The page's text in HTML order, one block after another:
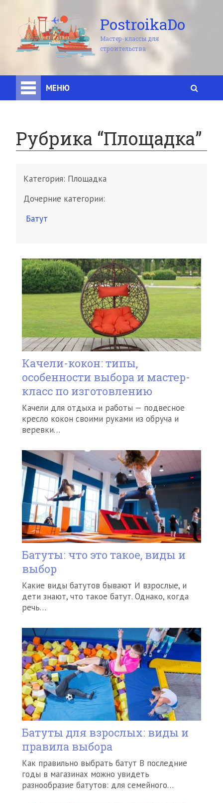
PostroikaDo
Мастер-классы для
строительства
МЕНЮ
Рубрика “Площадка”
Категория: Площадка
Дочерние категории:
Батут
Качели-кокон: типы,
особенности выбора и мастер-
класс по изготовлению
Качели для отдыха и работы — подвесное
кресло кокон своими руками из обруча и
веревки…
Батуты: что это такое, виды и
выбор
Какие виды батутов бывают И взрослые, и
дети знают, что такое батут. Однако, когда
речь…
Батуты для взрослых: виды и
правила выбора
Как правильно выбрать батут В последние
годы в магазинах можно увидеть
разнообразие батутов: для семейного…